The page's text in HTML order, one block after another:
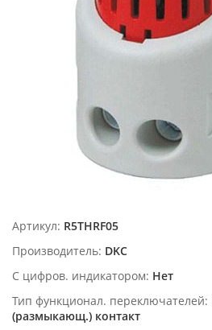
Артикул: R5THRF05
Производитель: DKC
С цифров. индикатором: Нет
Тип функционал. переключателей:
(размыкающ.) контакт